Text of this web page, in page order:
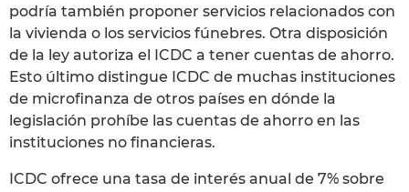
podría también proponer servicios relacionados con
la vivienda o los servicios fúnebres. Otra disposición
de la ley autoriza el ICDC a tener cuentas de ahorro.
Esto último distingue ICDC de muchas instituciones
de microfinanza de otros países en dónde la
legislación prohíbe las cuentas de ahorro en las
instituciones no financieras.
ICDC ofrece una tasa de interés anual de 7% sobre